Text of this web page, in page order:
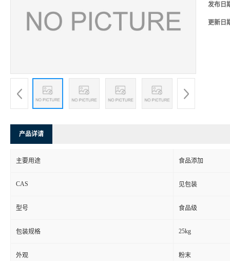
发布日
更新日
产品详请
主要用途 食品添加
CAS 见包装
型号 食品级
包装规格 25kg
外观 粉末